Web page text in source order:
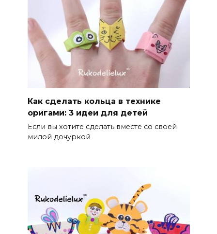
Как сделать кольца в технике
оригами: 3 идеи для детей
Если вы хотите сделать вместе со своей
милой дочуркой